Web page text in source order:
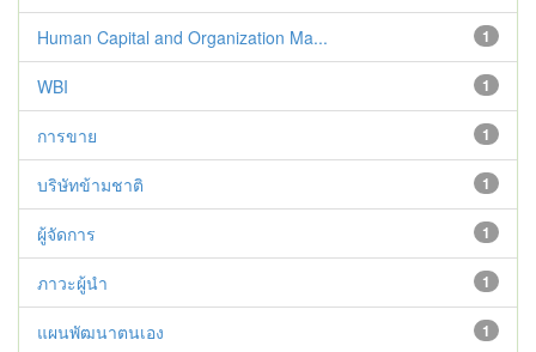
1
Human Capital and Organization Ma...
1
WBI
1
การขาย
1
บริษัทข้ามชาติ
1
ผู้จัดการ
1
ภาวะผู้นำ
1
แผนพัฒนาตนเอง